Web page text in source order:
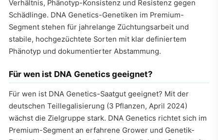
Verhältnis, Phänotyp-Konsistenz und Resistenz gegen
Schädlinge. DNA Genetics-Genetiken im Premium-
Segment stehen für jahrelange Züchtungsarbeit und
stabile, hochgezüchtete Sorten mit klar definiertem
Phänotyp und dokumentierter Abstammung.
Für wen ist DNA Genetics geeignet?
Für wen ist DNA Genetics-Saatgut geeignet? Mit der
deutschen Teillegalisierung (3 Pflanzen, April 2024)
wächst die Zielgruppe stark. DNA Genetics richtet sich im
Premium-Segment an erfahrene Grower und Genetik-